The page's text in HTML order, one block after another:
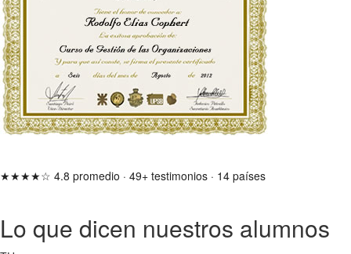
★★★★☆ 4.8 promedio · 49+ testimonios · 14 países
Lo que dicen nuestros alumnos